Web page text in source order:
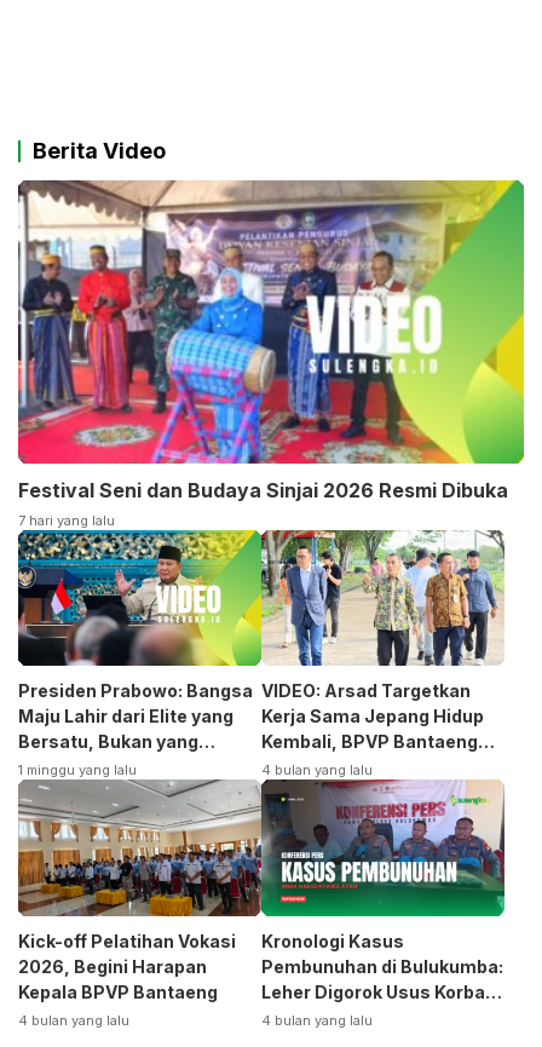
Berita Video
Festival Seni dan Budaya Sinjai 2026 Resmi Dibuka
7 hari yang lalu
Presiden Prabowo: Bangsa
Maju Lahir dari Elite yang
Bersatu, Bukan yang
Terpecah
1 minggu yang lalu
VIDEO: Arsad Targetkan
Kerja Sama Jepang Hidup
Kembali, BPVP Bantaeng
Siap Bangkitkan Jurusan
Otomotif
4 bulan yang lalu
Kick-off Pelatihan Vokasi
2026, Begini Harapan
Kepala BPVP Bantaeng
4 bulan yang lalu
Kronologi Kasus
Pembunuhan di Bulukumba:
Leher Digorok Usus Korban
Dikeluarkan
4 bulan yang lalu